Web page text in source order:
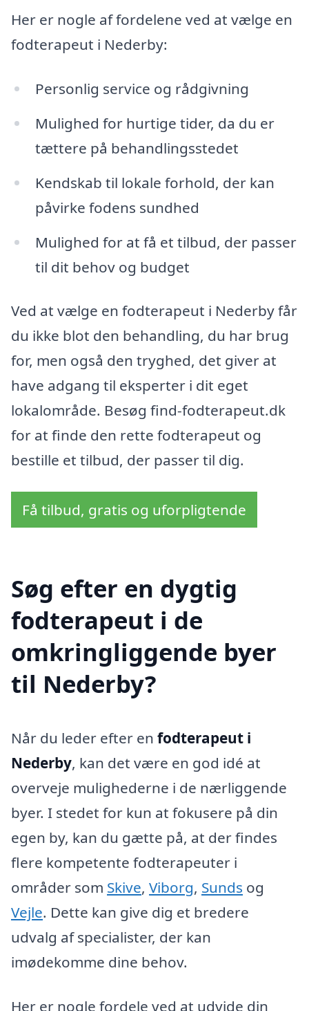
Her er nogle af fordelene ved at vælge en
fodterapeut i Nederby:
Personlig service og rådgivning
Mulighed for hurtige tider, da du er
tættere på behandlingsstedet
Kendskab til lokale forhold, der kan
påvirke fodens sundhed
Mulighed for at få et tilbud, der passer
til dit behov og budget
Ved at vælge en fodterapeut i Nederby får
du ikke blot den behandling, du har brug
for, men også den tryghed, det giver at
have adgang til eksperter i dit eget
lokalområde. Besøg find-fodterapeut.dk
for at finde den rette fodterapeut og
bestille et tilbud, der passer til dig.
Få tilbud, gratis og uforpligtende
Søg efter en dygtig
fodterapeut i de
omkringliggende byer
til Nederby?
Når du leder efter en fodterapeut i
Nederby, kan det være en god idé at
overveje mulighederne i de nærliggende
byer. I stedet for kun at fokusere på din
egen by, kan du gætte på, at der findes
flere kompetente fodterapeuter i
områder som Skive, Viborg, Sunds og
Vejle. Dette kan give dig et bredere
udvalg af specialister, der kan
imødekomme dine behov.
Her er nogle fordele ved at udvide din